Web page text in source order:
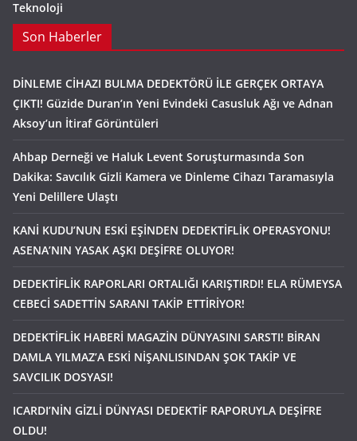
Teknoloji
Son Haberler
DİNLEME CİHAZI BULMA DEDEKTÖRÜ İLE GERÇEK ORTAYA
ÇIKTI! Güzide Duran’ın Yeni Evindeki Casusluk Ağı ve Adnan
Aksoy’un İtiraf Görüntüleri
Ahbap Derneği ve Haluk Levent Soruşturmasında Son
Dakika: Savcılık Gizli Kamera ve Dinleme Cihazı Taramasıyla
Yeni Delillere Ulaştı
KANİ KUDU’NUN ESKİ EŞİNDEN DEDEKTİFLİK OPERASYONU!
ASENA’NIN YASAK AŞKI DEŞİFRE OLUYOR!
DEDEKTİFLİK RAPORLARI ORTALIĞI KARIŞTIRDI! ELA RÜMEYSA
CEBECİ SADETTİN SARANI TAKİP ETTİRİYOR!
DEDEKTİFLİK HABERİ MAGAZİN DÜNYASINI SARSTI! BİRAN
DAMLA YILMAZ’A ESKİ NİŞANLISINDAN ŞOK TAKİP VE
SAVCILIK DOSYASI!
ICARDI’NİN GİZLİ DÜNYASI DEDEKTİF RAPORUYLA DEŞİFRE
OLDU!